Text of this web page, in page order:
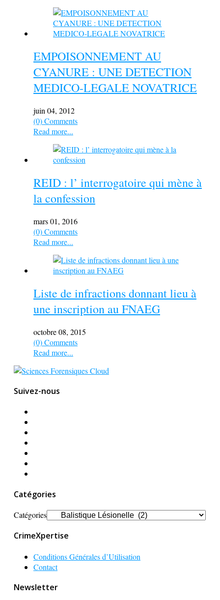
EMPOISONNEMENT AU
CYANURE : UNE DETECTION
MEDICO-LEGALE NOVATRICE
juin 04, 2012
(0) Comments
Read more...
REID : l’ interrogatoire qui mène à
la confession
mars 01, 2016
(0) Comments
Read more...
Liste de infractions donnant lieu à
une inscription au FNAEG
octobre 08, 2015
(0) Comments
Read more...
Suivez-nous
Catégories
Catégories
CrimeXpertise
Conditions Générales d’Utilisation
Contact
Newsletter